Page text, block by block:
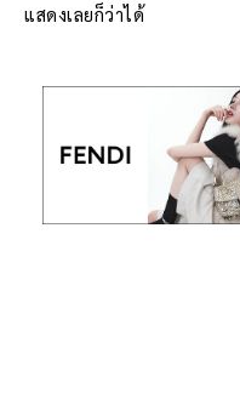
แสดงเลยก็ว่าได้